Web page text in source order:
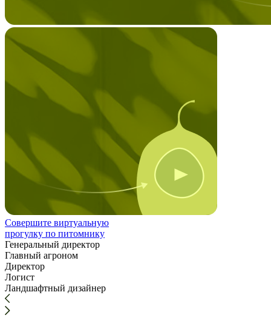
Совершите виртуальную
прогулку по питомнику
Генеральный директор
Главный агроном
Директор
Логист
Ландшафтный дизайнер